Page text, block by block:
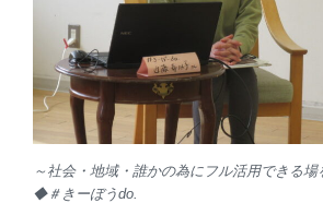
～社会・地域・誰かの為にフル活用できる場
◆＃きーぼうdo.